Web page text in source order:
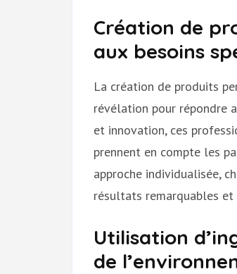
Création de
aux besoins
La création de produits
révélation pour répondre
et innovation, ces
prennent en compte les
approche individualisée,
résultats remarquables
Utilisation
de